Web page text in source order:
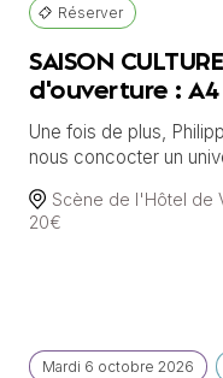
Réserver
SAISON
d'ouverture :
Une fois de plus,
nous concocter un
Scène de l'Hôtel de
20€
Mardi 6 octobre 2026